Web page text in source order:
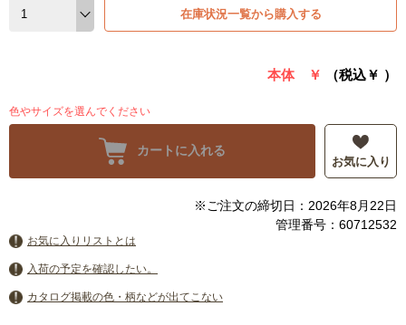
在庫状況一覧から購入する
本体 ￥ （税込￥ ）
色やサイズを選んでください
カートに入れる
お気に入り
※ご注文の締切日：2026年8月22日
管理番号：60712532
お気に入りリストとは
入荷の予定を確認したい。
カタログ掲載の色・柄などが出てこない